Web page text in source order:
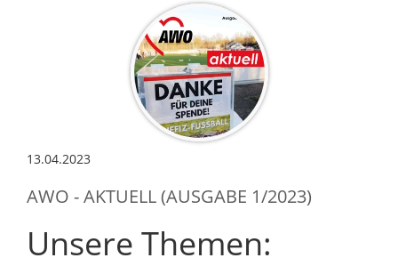
13.04.2023
AWO - AKTUELL (AUSGABE 1/2023)
Unsere Themen: